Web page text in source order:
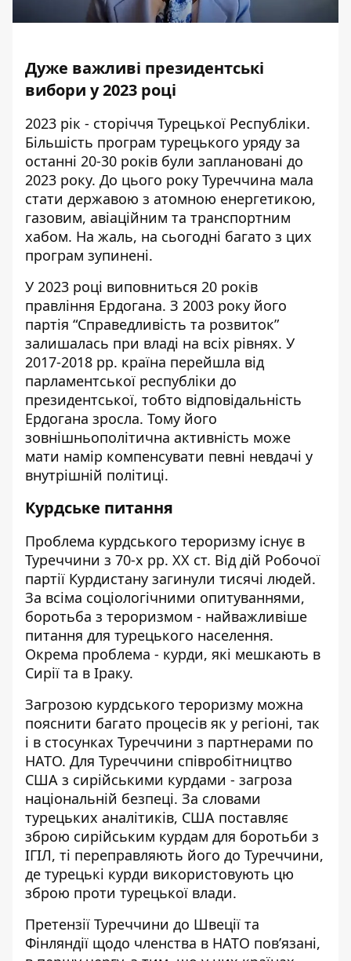
Дуже важливі президентські
вибори у 2023 році
2023 рік - сторіччя Турецької Республіки.
Більшість програм турецького уряду за
останні 20-30 років були заплановані до
2023 року. До цього року Туреччина мала
стати державою з атомною енергетикою,
газовим, авіаційним та транспортним
хабом. На жаль, на сьогодні багато з цих
програм зупинені.
У 2023 році виповниться 20 років
правління Ердогана. З 2003 року його
партія “Справедливість та розвиток”
залишалась при владі на всіх рівнях. У
2017-2018 рр. країна перейшла від
парламентської республіки до
президентської, тобто відповідальність
Ердогана зросла. Тому його
зовнішньополітична активність може
мати намір компенсувати певні невдачі у
внутрішній політиці.
Курдське питання
Проблема курдського тероризму існує в
Туреччини з 70-х рр. ХХ ст. Від дій Робочої
партії Курдистану загинули тисячі людей.
За всіма соціологічними опитуваннями,
боротьба з тероризмом - найважливіше
питання для турецького населення.
Окрема проблема - курди, які мешкають в
Сирії та в Іраку.
Загрозою курдського тероризму можна
пояснити багато процесів як у регіоні, так
і в стосунках Туреччини з партнерами по
НАТО. Для Туреччини співробітництво
США з сирійськими курдами - загроза
національній безпеці. За словами
турецьких аналітиків, США поставляє
зброю сирійським курдам для боротьби з
ІГІЛ, ті переправляють його до Туреччини,
де турецькі курди використовують цю
зброю проти турецької влади.
Претензії Туреччини до Швеції та
Фінляндії щодо членства в НАТО пов’язані,